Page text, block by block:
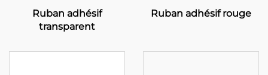
Ruban adhésif
transparent
Ruban adhésif rouge